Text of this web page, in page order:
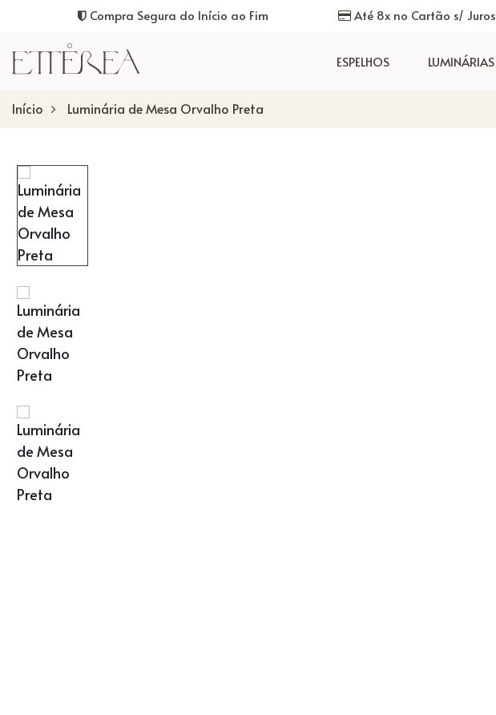
Compra Segura do Início ao Fim Até 8x no Cartão s/ Juros
ESPELHOS LUMINÁRIAS
Início Luminária de Mesa Orvalho Preta